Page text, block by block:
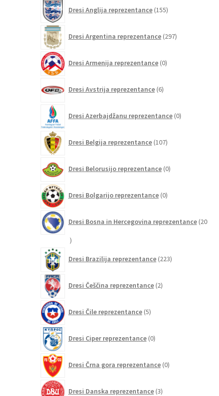
Dresi Anglija reprezentance 155izdelkov
Dresi Argentina reprezentance 297izdelkov
Dresi Armenija reprezentance 0izdelkov
Dresi Avstrija reprezentance 6izdelkov
Dresi Azerbajdžanu reprezentance 0izdelkov
Dresi Belgija reprezentance 107izdelkov
Dresi Belorusijo reprezentance 0izdelkov
Dresi Bolgarijo reprezentance 0izdelkov
Dresi Bosna in Hercegovina reprezentance 20
20
Dresi Brazilija reprezentance 223izdelkov
Dresi Češčina reprezentance 2izdelka
Dresi Čile reprezentance 5izdelkov
Dresi Ciper reprezentance 0izdelkov
Dresi Črna gora reprezentance 0izdelkov
Dresi Danska reprezentance 3